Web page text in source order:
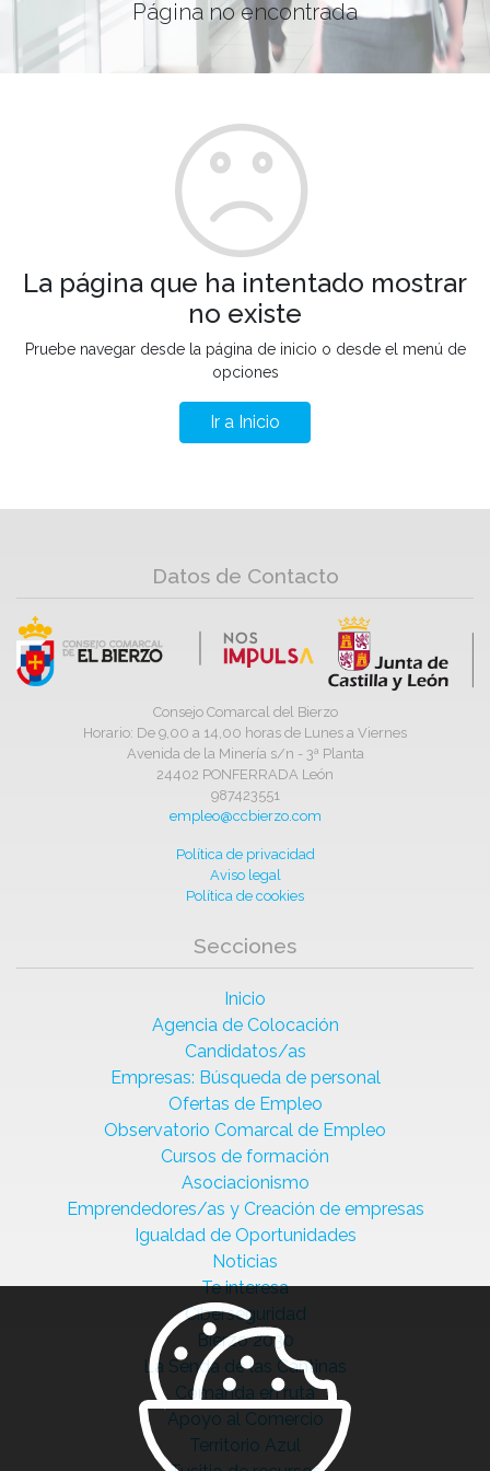
Página no encontrada
La página que ha intentado mostrar
no existe
Pruebe navegar desde la página de inicio o desde el menú de
opciones
Ir a Inicio
Datos de Contacto
Consejo Comarcal del Bierzo
Horario: De 9,00 a 14,00 horas de Lunes a Viernes
Avenida de la Minería s/n - 3ª Planta
24402 PONFERRADA León
987423551
empleo@ccbierzo.com
Política de privacidad
Aviso legal
Política de cookies
Secciones
Inicio
Agencia de Colocación
Candidatos/as
Empresas: Búsqueda de personal
Ofertas de Empleo
Observatorio Comarcal de Empleo
Cursos de formación
Asociacionismo
Emprendedores/as y Creación de empresas
Igualdad de Oportunidades
Noticias
Te interesa
Ciberseguridad
Bierzo 2030
La Senda de las Cantinas
Comanda en ruta
Apoyo al Comercio
Territorio Azul